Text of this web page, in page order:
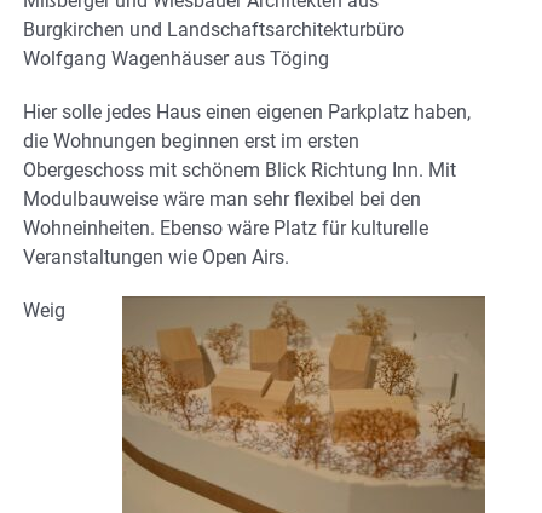
Burgkirchen und Landschaftsarchitekturbüro
Wolfgang Wagenhäuser aus Töging
Hier solle jedes Haus einen eigenen Parkplatz haben,
die Wohnungen beginnen erst im ersten
Obergeschoss mit schönem Blick Richtung Inn. Mit
Modulbauweise wäre man sehr flexibel bei den
Wohneinheiten. Ebenso wäre Platz für kulturelle
Veranstaltungen wie Open Airs.
Weig